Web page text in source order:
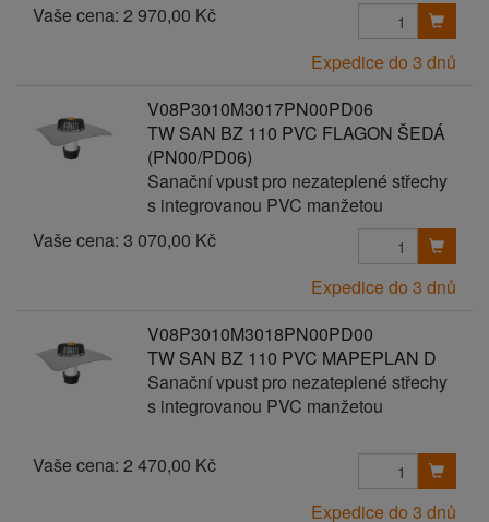
Vaše cena: 2 970,00 Kč
Expedice do 3 dnů
V08P3010M3017PN00PD06
TW SAN BZ 110 PVC FLAGON ŠEDÁ
(PN00/PD06)
Sanační vpust pro nezateplené střechy
s integrovanou PVC manžetou
Vaše cena: 3 070,00 Kč
Expedice do 3 dnů
V08P3010M3018PN00PD00
TW SAN BZ 110 PVC MAPEPLAN D
Sanační vpust pro nezateplené střechy
s integrovanou PVC manžetou
Vaše cena: 2 470,00 Kč
Expedice do 3 dnů